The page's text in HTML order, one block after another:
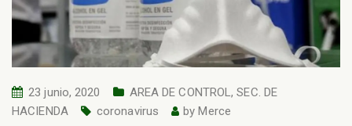
23 junio, 2020 AREA DE CONTROL,SEC. DE
HACIENDA
coronavirus byMerce